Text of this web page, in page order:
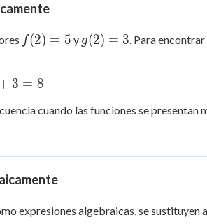
f(2)
f(2) = 5 y g(2)
g(2) = 3. Para encontrar
+ 3 = 8
cuando las funciones se presentan
expresiones algebraicas, se sustituyen